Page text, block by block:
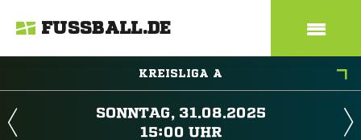
FUSSBALL.DE
KREISLIGA A
 
 